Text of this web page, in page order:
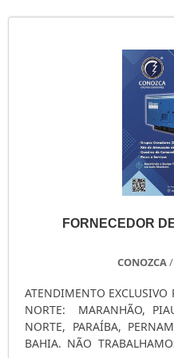
GERADOR PEQUENO DE ENERGIA
GERADOR PEQUENO A GASOLINA
GERADOR PARA RESIDÊNCIA
GERADOR PARA LOCAÇÃO SÃO
GERADOR PARA AR
GERADOR MENOR PREÇO
GERADOR ELÉTRICO DIESEL
GERADOR ELÉTRICO A DIESEL
GERADOR DIESEL TRIFÁSICO
GERADOR DIESEL RESIDENCIAL
FORNECEDOR
CONOZCA/
ATENDIMENTO EXCLUSIVO
NORTE: MARANHÃO, PIAUÍ, CEARÁ, RIO GRANDE DO
NORTE, PARAÍBA,
BAHIA. NÃO TRABALHAMOS COM LOCAÇÃO, SOMENTE